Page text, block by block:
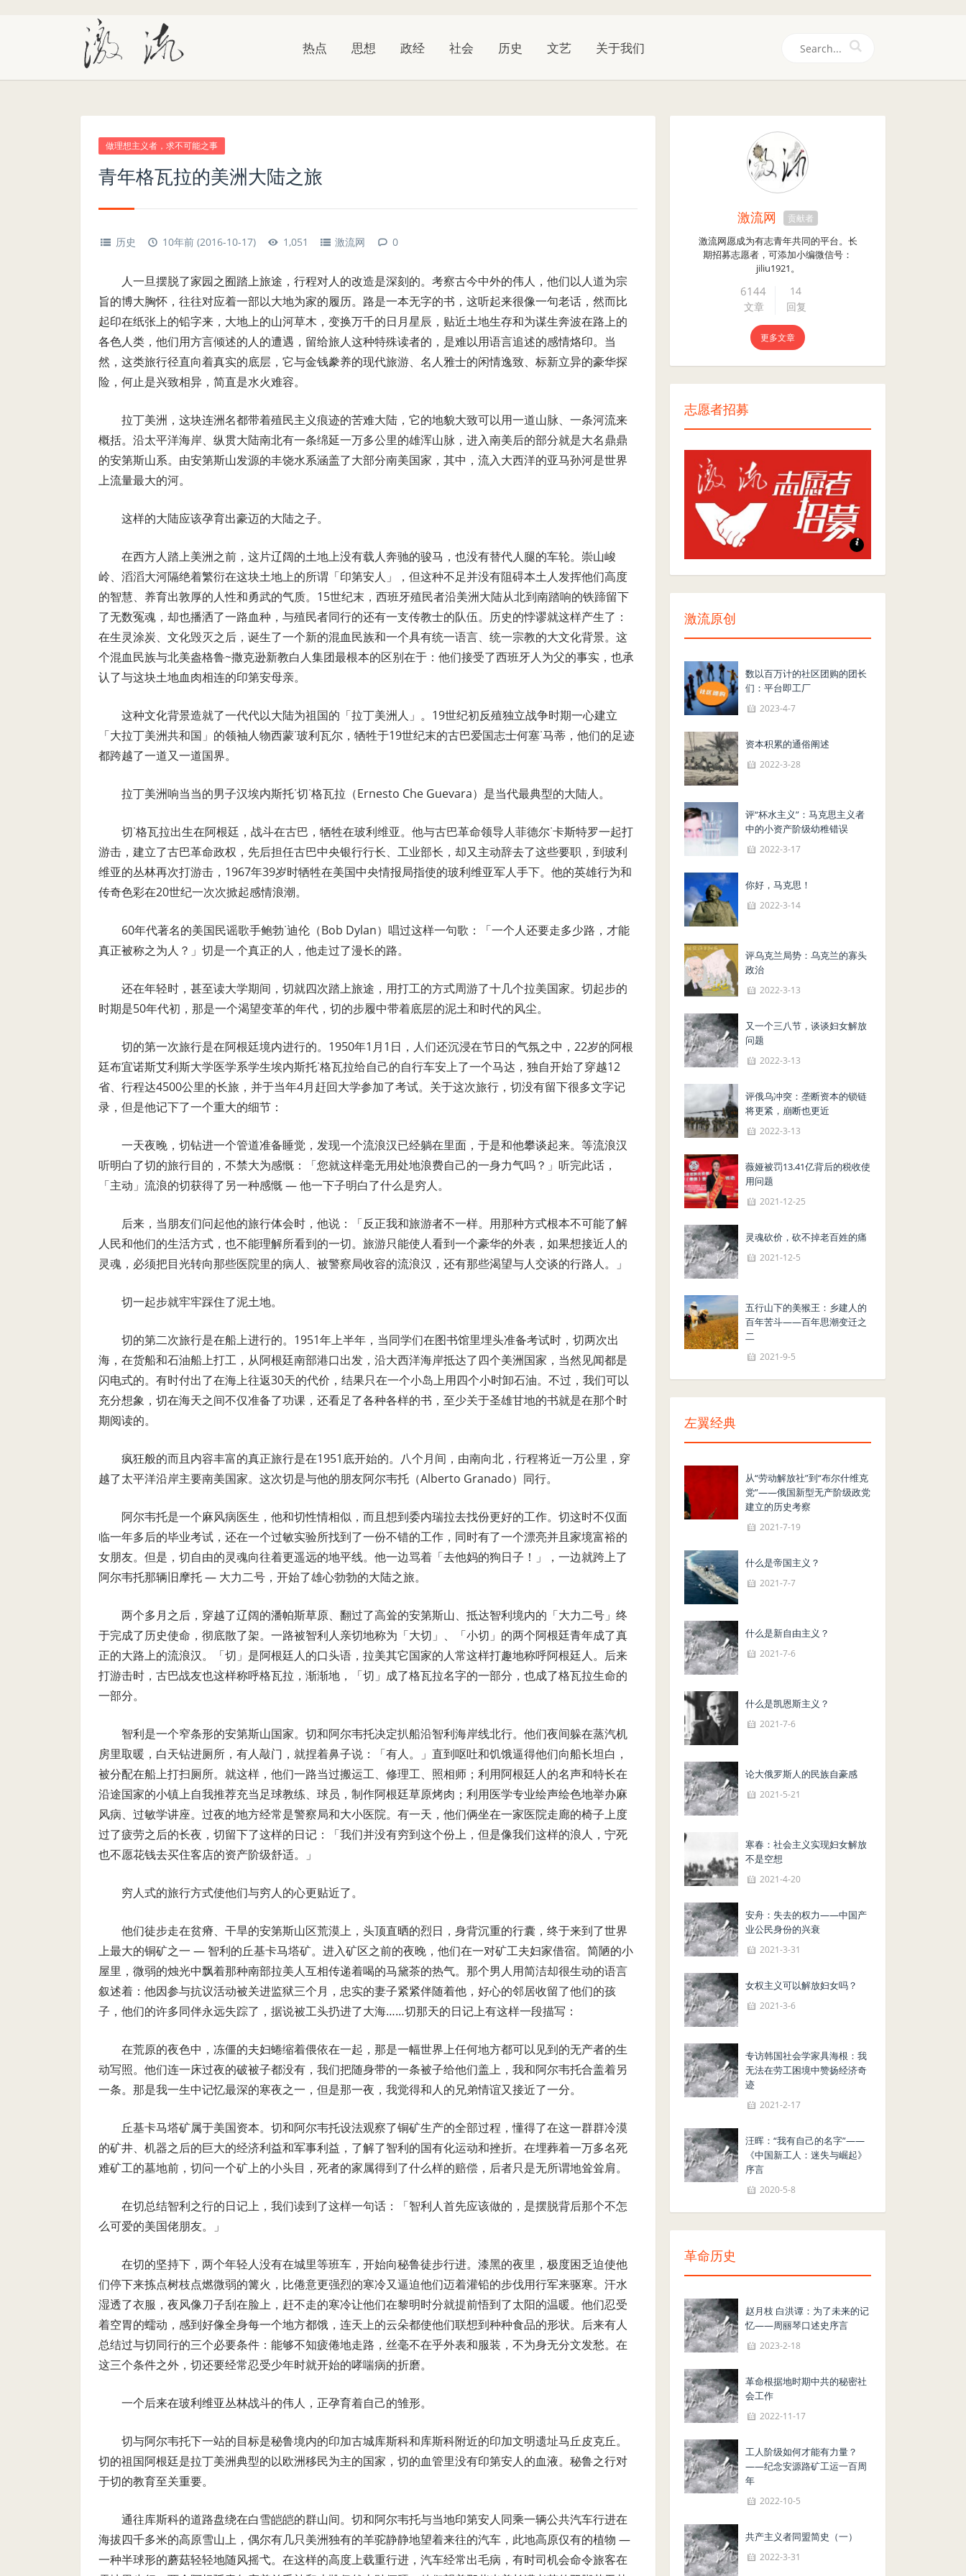
热点 思想 政经 社会 历史 文艺 关于我们
做理想主义者，求不可能之事
青年格瓦拉的美洲大陆之旅
历史 10年前 (2016-10-17) 1,051 激流网 0
人一旦摆脱了家园之囿踏上旅途，行程对人的改造是深刻的。考察古今中外的伟人，他们以人道为宗
旨的博大胸怀，往往对应着一部以大地为家的履历。路是一本无字的书，这听起来很像一句老话，然而比
起印在纸张上的铅字来，大地上的山河草木，变换万千的日月星辰，贴近土地生存和为谋生奔波在路上的
各色人类，他们用方言倾述的人的遭遇，留给旅人这种特殊读者的，是难以用语言追述的感情烙印。当
然，这类旅行径直向着真实的底层，它与金钱豢养的现代旅游、名人雅士的闲情逸致、标新立异的豪华探
险，何止是兴致相异，简直是水火难容。
拉丁美洲，这块连洲名都带着殖民主义痕迹的苦难大陆，它的地貌大致可以用一道山脉、一条河流来
概括。沿太平洋海岸、纵贯大陆南北有一条绵延一万多公里的雄浑山脉，进入南美后的部分就是大名鼎鼎
的安第斯山系。由安第斯山发源的丰饶水系涵盖了大部分南美国家，其中，流入大西洋的亚马孙河是世界
上流量最大的河。
这样的大陆应该孕育出豪迈的大陆之子。
在西方人踏上美洲之前，这片辽阔的土地上没有载人奔驰的骏马，也没有替代人腿的车轮。崇山峻
岭、滔滔大河隔绝着繁衍在这块土地上的所谓「印第安人」，但这种不足并没有阻碍本土人发挥他们高度
的智慧、养育出敦厚的人性和勇武的气质。15世纪末，西班牙殖民者沿美洲大陆从北到南踏响的铁蹄留下
了无数冤魂，却也播洒了一路血种，与殖民者同行的还有一支传教士的队伍。历史的悖谬就这样产生了：
在生灵涂炭、文化毁灭之后，诞生了一个新的混血民族和一个具有统一语言、统一宗教的大文化背景。这
个混血民族与北美盎格鲁~撒克逊新教白人集团最根本的区别在于：他们接受了西班牙人为父的事实，也承
认了与这块土地血肉相连的印第安母亲。
这种文化背景造就了一代代以大陆为祖国的「拉丁美洲人」。19世纪初反殖独立战争时期一心建立
「大拉丁美洲共和国」的领袖人物西蒙˙玻利瓦尔，牺牲于19世纪末的古巴爱国志士何塞˙马蒂，他们的足迹
都跨越了一道又一道国界。
拉丁美洲响当当的男子汉埃内斯托˙切˙格瓦拉（Ernesto Che Guevara）是当代最典型的大陆人。
切˙格瓦拉出生在阿根廷，战斗在古巴，牺牲在玻利维亚。他与古巴革命领导人菲德尔˙卡斯特罗一起打
游击，建立了古巴革命政权，先后担任古巴中央银行行长、工业部长，却又主动辞去了这些要职，到玻利
维亚的丛林再次打游击，1967年39岁时牺牲在美国中央情报局指使的玻利维亚军人手下。他的英雄行为和
传奇色彩在20世纪一次次掀起感情浪潮。
60年代著名的美国民谣歌手鲍勃˙迪伦（Bob Dylan）唱过这样一句歌：「一个人还要走多少路，才能
真正被称之为人？」切是一个真正的人，他走过了漫长的路。
还在年轻时，甚至读大学期间，切就四次踏上旅途，用打工的方式周游了十几个拉美国家。切起步的
时期是50年代初，那是一个渴望变革的年代，切的步履中带着底层的泥土和时代的风尘。
切的第一次旅行是在阿根廷境内进行的。1950年1月1日，人们还沉浸在节日的气氛之中，22岁的阿根
廷布宜诺斯艾利斯大学医学系学生埃内斯托˙格瓦拉给自己的自行车安上了一个马达，独自开始了穿越12
省、行程达4500公里的长旅，并于当年4月赶回大学参加了考试。关于这次旅行，切没有留下很多文字记
录，但是他记下了一个重大的细节：
一天夜晚，切钻进一个管道准备睡觉，发现一个流浪汉已经躺在里面，于是和他攀谈起来。等流浪汉
听明白了切的旅行目的，不禁大为感慨：「您就这样毫无用处地浪费自己的一身力气吗？」听完此话，
「主动」流浪的切获得了另一种感慨 — 他一下子明白了什么是穷人。
后来，当朋友们问起他的旅行体会时，他说：「反正我和旅游者不一样。用那种方式根本不可能了解
人民和他们的生活方式，也不能理解所看到的一切。旅游只能使人看到一个豪华的外表，如果想接近人的
灵魂，必须把目光转向那些医院里的病人、被警察局收容的流浪汉，还有那些渴望与人交谈的行路人。」
切一起步就牢牢踩住了泥土地。
切的第二次旅行是在船上进行的。1951年上半年，当同学们在图书馆里埋头准备考试时，切两次出
海，在货船和石油船上打工，从阿根廷南部港口出发，沿大西洋海岸抵达了四个美洲国家，当然见闻都是
闪电式的。有时付出了在海上往返30天的代价，结果只在一个小岛上用四个小时卸石油。不过，我们可以
充分想象，切在海天之间不仅准备了功课，还看足了各种各样的书，至少关于圣雄甘地的书就是在那个时
期阅读的。
疯狂般的而且内容丰富的真正旅行是在1951底开始的。八个月间，由南向北，行程将近一万公里，穿
越了太平洋沿岸主要南美国家。这次切是与他的朋友阿尔韦托（Alberto Granado）同行。
阿尔韦托是一个麻风病医生，他和切性情相似，而且想到委内瑞拉去找份更好的工作。切这时不仅面
临一年多后的毕业考试，还在一个过敏实验所找到了一份不错的工作，同时有了一个漂亮并且家境富裕的
女朋友。但是，切自由的灵魂向往着更遥远的地平线。他一边骂着「去他妈的狗日子！」，一边就跨上了
阿尔韦托那辆旧摩托 — 大力二号，开始了雄心勃勃的大陆之旅。
两个多月之后，穿越了辽阔的潘帕斯草原、翻过了高耸的安第斯山、抵达智利境内的「大力二号」终
于完成了历史使命，彻底散了架。一路被智利人亲切地称为「大切」、「小切」的两个阿根廷青年成了真
正的大路上的流浪汉。「切」是阿根廷人的口头语，拉美其它国家的人常这样打趣地称呼阿根廷人。后来
打游击时，古巴战友也这样称呼格瓦拉，渐渐地，「切」成了格瓦拉名字的一部分，也成了格瓦拉生命的
一部分。
智利是一个窄条形的安第斯山国家。切和阿尔韦托决定扒船沿智利海岸线北行。他们夜间躲在蒸汽机
房里取暖，白天钻进厕所，有人敲门，就捏着鼻子说：「有人。」直到呕吐和饥饿逼得他们向船长坦白，
被分配在船上打扫厕所。就这样，他们一路当过搬运工、修理工、照相师；利用阿根廷人的名声和特长在
沿途国家的小镇上自我推荐充当足球教练、球员，制作阿根廷草原烤肉；利用医学专业绘声绘色地举办麻
风病、过敏学讲座。过夜的地方经常是警察局和大小医院。有一天，他们俩坐在一家医院走廊的椅子上度
过了疲劳之后的长夜，切留下了这样的日记：「我们并没有穷到这个份上，但是像我们这样的浪人，宁死
也不愿花钱去买住客店的资产阶级舒适。」
穷人式的旅行方式使他们与穷人的心更贴近了。
他们徒步走在贫瘠、干旱的安第斯山区荒漠上，头顶直晒的烈日，身背沉重的行囊，终于来到了世界
上最大的铜矿之一 — 智利的丘基卡马塔矿。进入矿区之前的夜晚，他们在一对矿工夫妇家借宿。简陋的小
屋里，微弱的烛光中飘着那种南部拉美人互相传递着喝的马黛茶的热气。那个男人用简洁却很生动的语言
叙述着：他因参与抗议活动被关进监狱三个月，忠实的妻子紧紧伴随着他，好心的邻居收留了他们的孩
子，他们的许多同伴永远失踪了，据说被工头扔进了大海……切那天的日记上有这样一段描写：
在荒原的夜色中，冻僵的夫妇蜷缩着偎依在一起，那是一幅世界上任何地方都可以见到的无产者的生
动写照。他们连一床过夜的破被子都没有，我们把随身带的一条被子给他们盖上，我和阿尔韦托合盖着另
一条。那是我一生中记忆最深的寒夜之一，但是那一夜，我觉得和人的兄弟情谊又接近了一分。
丘基卡马塔矿属于美国资本。切和阿尔韦托设法观察了铜矿生产的全部过程，懂得了在这一群群冷漠
的矿井、机器之后的巨大的经济利益和军事利益，了解了智利的国有化运动和挫折。在埋葬着一万多名死
难矿工的墓地前，切问一个矿上的小头目，死者的家属得到了什么样的赔偿，后者只是无所谓地耸耸肩。
在切总结智利之行的日记上，我们读到了这样一句话：「智利人首先应该做的，是摆脱背后那个不怎
么可爱的美国佬朋友。」
在切的坚持下，两个年轻人没有在城里等班车，开始向秘鲁徒步行进。漆黑的夜里，极度困乏迫使他
们停下来拣点树枝点燃微弱的篝火，比倦意更强烈的寒冷又逼迫他们迈着灌铅的步伐用行军来驱寒。汗水
湿透了衣服，夜风像刀子刮在脸上，赶不走的寒冷让他们在黎明时分就提前悟到了太阳的温暖。他们忍受
着空胃的蠕动，感到好像全身每一个地方都饿，连天上的云朵都使他们联想到种种食品的形状。后来有人
总结过与切同行的三个必要条件：能够不知疲倦地走路，丝毫不在乎外表和服装，不为身无分文发愁。在
这三个条件之外，切还要经常忍受少年时就开始的哮喘病的折磨。
一个后来在玻利维亚丛林战斗的伟人，正孕育着自己的雏形。
切与阿尔韦托下一站的目标是秘鲁境内的印加古城库斯科和库斯科附近的印加文明遗址马丘皮克丘。
切的祖国阿根廷是拉丁美洲典型的以欧洲移民为主的国家，切的血管里没有印第安人的血液。秘鲁之行对
于切的教育至关重要。
通往库斯科的道路盘绕在白雪皑皑的群山间。切和阿尔韦托与当地印第安人同乘一辆公共汽车行进在
海拔四千多米的高原雪山上，偶尔有几只美洲独有的羊驼静静地望着来往的汽车，此地高原仅有的植物 —
一种半球形的蘑菇轻轻地随风摇弋。在这样的高度上载重行进，汽车经常出毛病，有时司机会命令旅客在
激流网 贡献者
激流网愿成为有志青年共同的平台。长
期招募志愿者，可添加小编微信号：
jiliu1921。
6144
文章
14
回复
更多文章
志愿者招募
志愿者招募
激流原创
数以百万计的社区团购的团长
们：平台即工厂
2023-4-7
资本积累的通俗阐述
2022-3-28
评“杯水主义”：马克思主义者
中的小资产阶级幼稚错误
2022-3-17
你好，马克思！
2022-3-14
评乌克兰局势：乌克兰的寡头
政治
2022-3-13
又一个三八节，谈谈妇女解放
问题
2022-3-13
评俄乌冲突：垄断资本的锁链
将更紧，崩断也更近
2022-3-13
薇娅被罚13.41亿背后的税收使
用问题
2021-12-25
灵魂砍价，砍不掉老百姓的痛
2021-12-5
五行山下的美猴王：乡建人的
百年苦斗——百年思潮变迁之
二
2021-9-5
左翼经典
从“劳动解放社”到“布尔什维克
党”——俄国新型无产阶级政党
建立的历史考察
2021-7-19
什么是帝国主义？
2021-7-7
什么是新自由主义？
2021-7-6
什么是凯恩斯主义？
2021-7-6
论大俄罗斯人的民族自豪感
2021-5-21
寒春：社会主义实现妇女解放
不是空想
2021-4-20
安舟：失去的权力——中国产
业公民身份的兴衰
2021-3-31
女权主义可以解放妇女吗？
2021-3-6
专访韩国社会学家具海根：我
无法在劳工困境中赞扬经济奇
迹
2021-2-17
汪晖：“我有自己的名字”——
《中国新工人：迷失与崛起》
序言
2020-5-8
革命历史
赵月枝 白洪谭：为了未来的记
忆——周丽琴口述史序言
2023-2-18
革命根据地时期中共的秘密社
会工作
2022-11-17
工人阶级如何才能有力量？
——纪念安源路矿工运一百周
年
2022-10-5
共产主义者同盟简史（一）
2022-3-31